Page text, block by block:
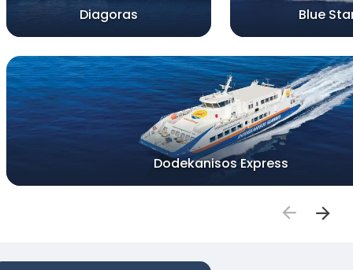
Diagoras Blue
Dodekanisos Express